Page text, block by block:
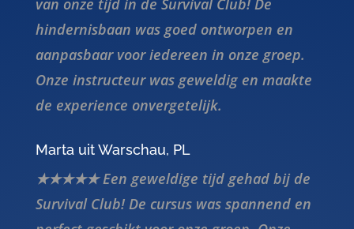
aanpasbaar voor iedereen in onze groep.
Onze instructeur was geweldig en maakte
de experience onvergetelijk.
Marta uit Warschau, PL
perfect geschikt voor onze groep. Onze
instructeur was uitstekend, gaf